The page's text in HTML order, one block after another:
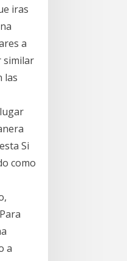
iras
a
similar
las
Si
como
a